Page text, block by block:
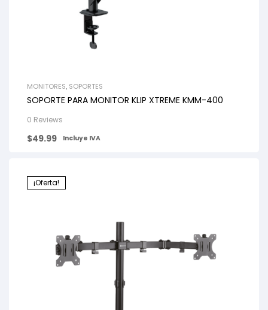
MONITORES, SOPORTES
SOPORTE PARA MONITOR KLIP XTREME KMM-400
0 Reviews
$49.99 Incluye IVA
¡Oferta!